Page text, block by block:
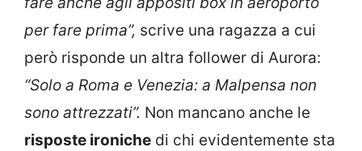
per fare prima”, scrive una ragazza a cui
però risponde un altra follower di Aurora:
“Solo a Roma e Venezia: a Malpensa non
sono attrezzati”. Non mancano anche le
risposte ironiche di chi evidentemente sta